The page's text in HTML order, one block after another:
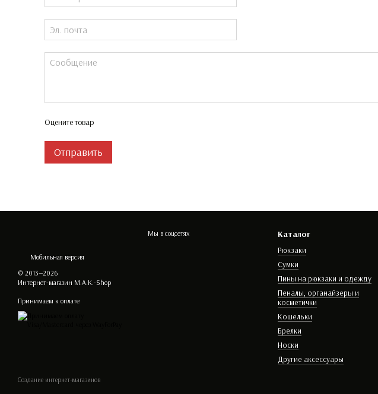
Оцените товар
Отправить
Мобильная версия
© 2013—2026
Интернет-магазин M.A.K.-Shop
Принимаем к оплате
Создание интернет-магазинов
Мы в соцсетях Каталог
Рюкзаки
Сумки
Пины на рюкзаки и одежду
Пеналы, органайзеры и
косметички
Кошельки
Брелки
Носки
Другие аксессуары